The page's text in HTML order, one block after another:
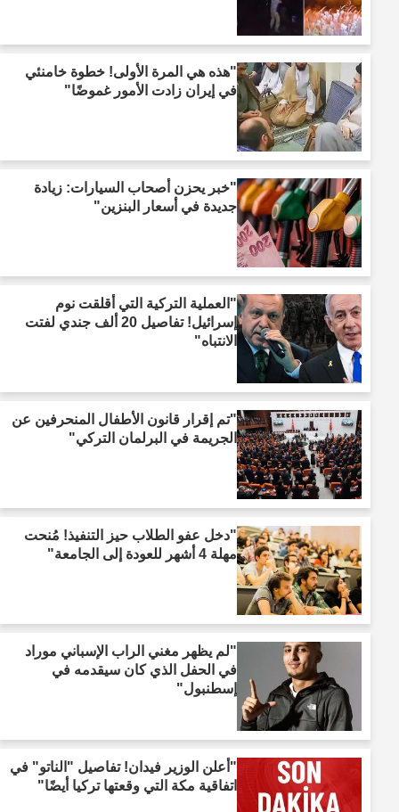
"هذه هي المرة الأولى! خطوة خامنئي
في إيران زادت الأمور غموضًا"
"خبر يحزن أصحاب السيارات: زيادة
جديدة في أسعار البنزين"
"العملية التركية التي أقلقت نوم
إسرائيل! تفاصيل 20 ألف جندي لفتت
الانتباه"
"تم إقرار قانون الأطفال المنحرفين عن
الجريمة في البرلمان التركي"
"دخل عفو الطلاب حيز التنفيذ! مُنحت
مهلة 4 أشهر للعودة إلى الجامعة"
"لم يظهر مغني الراب الإسباني موراد
في الحفل الذي كان سيقدمه في
إسطنبول"
"أعلن الوزير فيدان! تفاصيل "الناتو" في
اتفاقية مكة التي وقعتها تركيا أيضًا"